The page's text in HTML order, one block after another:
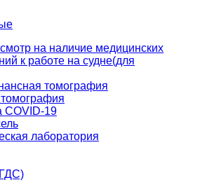
на наличие медицинских
к работе на судне(для
томография
COVID-19
лаборатория